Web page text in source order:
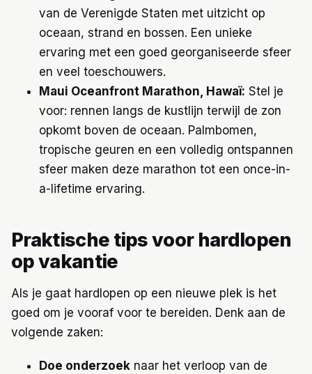
van de Verenigde Staten met uitzicht op
oceaan, strand en bossen. Een unieke
ervaring met een goed georganiseerde sfeer
en veel toeschouwers.
Maui Oceanfront Marathon, Hawaï: Stel je
voor: rennen langs de kustlijn terwijl de zon
opkomt boven de oceaan. Palmbomen,
tropische geuren en een volledig ontspannen
sfeer maken deze marathon tot een once-in-
a-lifetime ervaring.
Praktische tips voor hardlopen
op vakantie
Als je gaat hardlopen op een nieuwe plek is het
goed om je vooraf voor te bereiden. Denk aan de
volgende zaken:
Doe onderzoek naar het verloop van de